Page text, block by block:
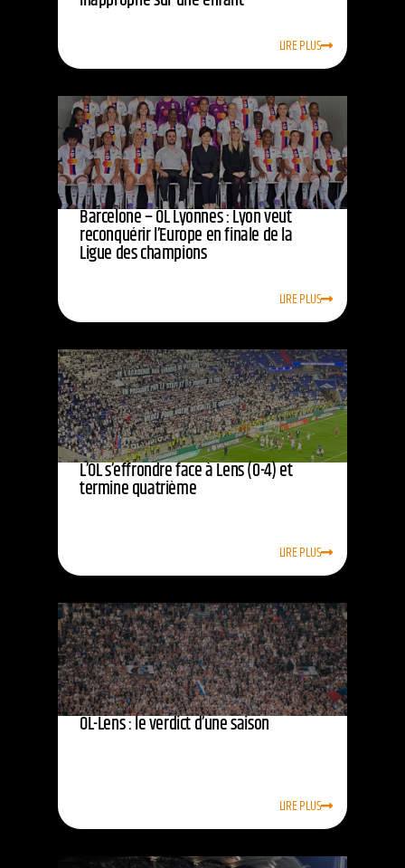
LIRE PLUS
Barcelone – OL Lyonnes : Lyon veut
reconquérir l’Europe en finale de la
Ligue des champions
LIRE PLUS
L’OL s’effrondre face à Lens (0-4) et
termine quatrième
LIRE PLUS
OL-Lens : le verdict d’une saison
LIRE PLUS